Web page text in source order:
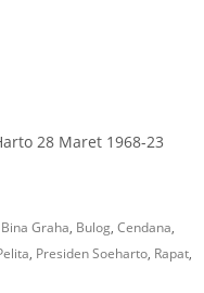
28 Maret 1968-23
Bina Graha, Bulog, Cendana,
, Presiden Soeharto, Rapat,